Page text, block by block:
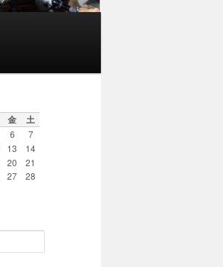
金 土
6
7
13
14
20
21
27
28